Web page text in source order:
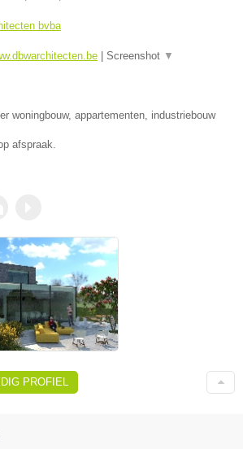
bvba
Screenshot ▼
woningbouw, appartementen, industriebouw
afspraak.
PROFIEL